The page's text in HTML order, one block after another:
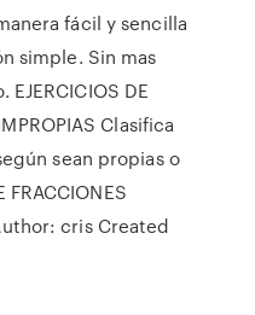
fácil y sencilla
simple. Sin mas
DE
Clasifica
sean propias o
cris Created